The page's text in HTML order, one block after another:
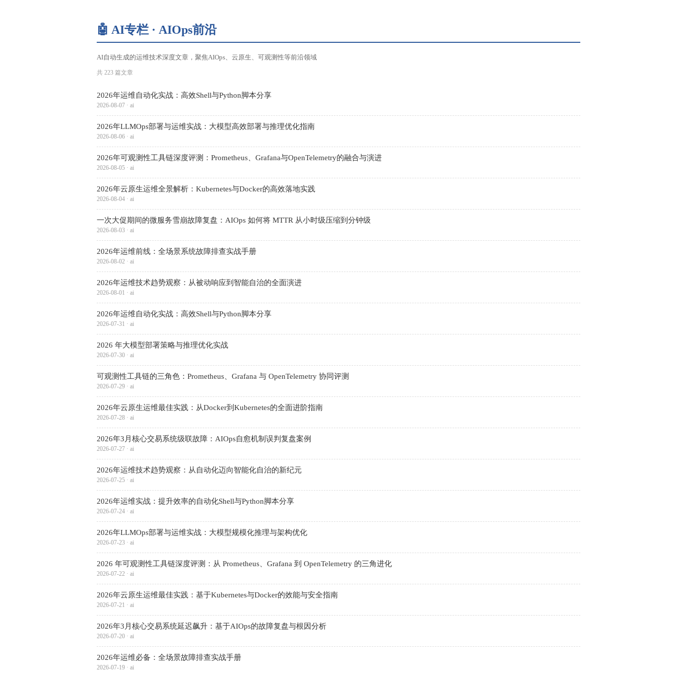
🤖 AI专栏 · AIOps前沿
AI自动生成的运维技术深度文章，聚焦AIOps、云原生、可观测性等前沿领域
共 223 篇文章
2026年运维自动化实战：高效Shell与Python脚本分享
2026-08-07 · ai
2026年LLMOps部署与运维实战：大模型高效部署与推理优化指南
2026-08-06 · ai
2026年可观测性工具链深度评测：Prometheus、Grafana与OpenTelemetry的融合与演进
2026-08-05 · ai
2026年云原生运维全景解析：Kubernetes与Docker的高效落地实践
2026-08-04 · ai
一次大促期间的微服务雪崩故障复盘：AIOps 如何将 MTTR 从小时级压缩到分钟级
2026-08-03 · ai
2026年运维前线：全场景系统故障排查实战手册
2026-08-02 · ai
2026年运维技术趋势观察：从被动响应到智能自治的全面演进
2026-08-01 · ai
2026年运维自动化实战：高效Shell与Python脚本分享
2026-07-31 · ai
2026 年大模型部署策略与推理优化实战
2026-07-30 · ai
可观测性工具链的三角色：Prometheus、Grafana 与 OpenTelemetry 协同评测
2026-07-29 · ai
2026年云原生运维最佳实践：从Docker到Kubernetes的全面进阶指南
2026-07-28 · ai
2026年3月核心交易系统级联故障：AIOps自愈机制误判复盘案例
2026-07-27 · ai
2026年运维技术趋势观察：从自动化迈向智能化自治的新纪元
2026-07-25 · ai
2026年运维实战：提升效率的自动化Shell与Python脚本分享
2026-07-24 · ai
2026年LLMOps部署与运维实战：大模型规模化推理与架构优化
2026-07-23 · ai
2026 年可观测性工具链深度评测：从 Prometheus、Grafana 到 OpenTelemetry 的三角进化
2026-07-22 · ai
2026年云原生运维最佳实践：基于Kubernetes与Docker的效能与安全指南
2026-07-21 · ai
2026年3月核心交易系统延迟飙升：基于AIOps的故障复盘与根因分析
2026-07-20 · ai
2026年运维必备：全场景故障排查实战手册
2026-07-19 · ai